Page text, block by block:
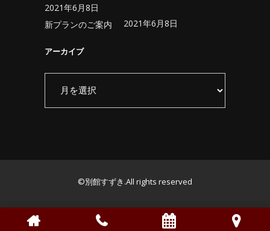
2021年6月8日
新プランのご案内
2021年6月8日
アーカイブ
ア
カ
©別館すずき.All rights reserved